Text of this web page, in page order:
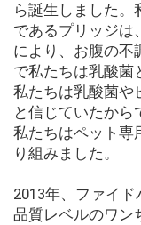
ら誕生しました。
であるプリッジは
により、お腹の不
で私たちは乳酸菌
私たちは乳酸菌や
と信じていたから
私たちはペット専
り組みました。
2013年、ファイ
品質レベルのワン